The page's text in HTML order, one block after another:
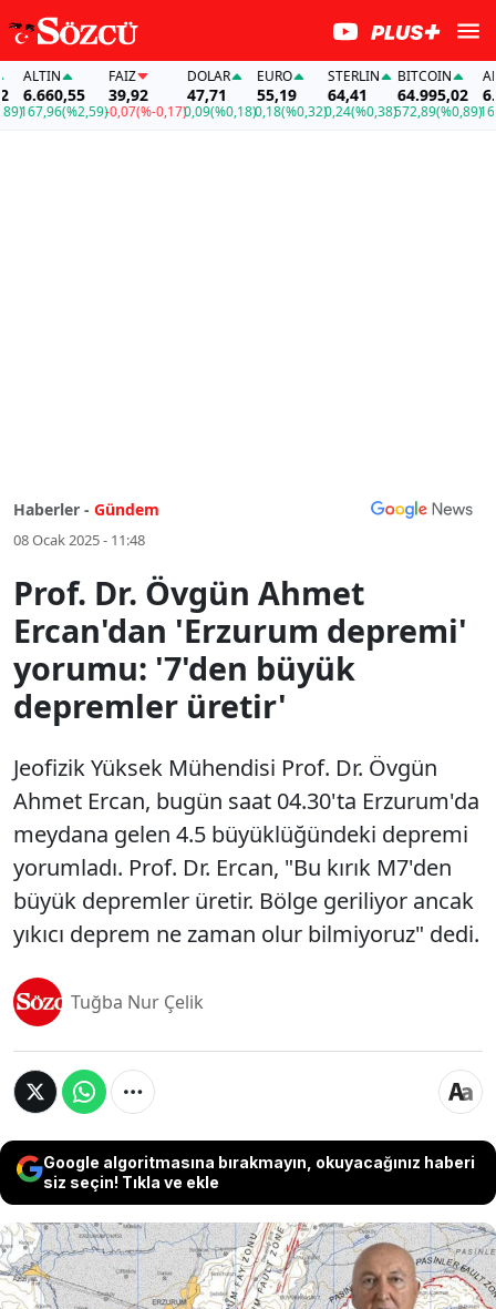
ALTIN
6.660,55
167,96(%2,59)
FAİZ
39,92
-0,07(%-0,17)
DOLAR
47,71
0,09(%0,18)
EURO
55,19
0,18(%0,32)
STERLIN
64,41
0,24(%0,38)
BITCOIN
64.995,02
572,89(%0,89)
Haberler - Gündem
08 Ocak 2025 - 11:48
Prof. Dr. Övgün Ahmet
Ercan'dan 'Erzurum depremi'
yorumu: '7'den büyük
depremler üretir'
Jeofizik Yüksek Mühendisi Prof. Dr. Övgün
Ahmet Ercan, bugün saat 04.30'ta Erzurum'da
meydana gelen 4.5 büyüklüğündeki depremi
yorumladı. Prof. Dr. Ercan, "Bu kırık M7'den
büyük depremler üretir. Bölge geriliyor ancak
yıkıcı deprem ne zaman olur bilmiyoruz" dedi.
Tuğba Nur Çelik
Google algoritmasına bırakmayın, okuyacağınız haberi
siz seçin! Tıkla ve ekle
Jeofizik Yüksek Mühendisi Prof. Dr. Övgün